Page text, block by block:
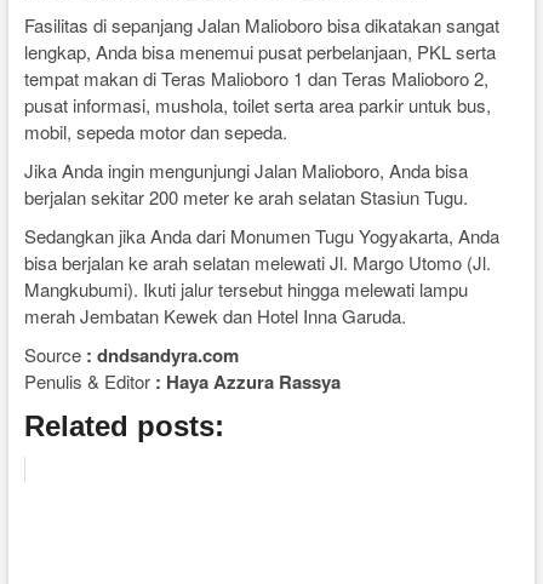
Fasilitas di sepanjang Jalan Malioboro bisa dikatakan sangat
lengkap, Anda bisa menemui pusat perbelanjaan, PKL serta
tempat makan di Teras Malioboro 1 dan Teras Malioboro 2,
pusat informasi, mushola, toilet serta area parkir untuk bus,
mobil, sepeda motor dan sepeda.
Jika Anda ingin mengunjungi Jalan Malioboro, Anda bisa
berjalan sekitar 200 meter ke arah selatan Stasiun Tugu.
Sedangkan jika Anda dari Monumen Tugu Yogyakarta, Anda
bisa berjalan ke arah selatan melewati Jl. Margo Utomo (Jl.
Mangkubumi). Ikuti jalur tersebut hingga melewati lampu
merah Jembatan Kewek dan Hotel Inna Garuda.
Source : dndsandyra.com
Penulis & Editor : Haya Azzura Rassya
Related posts: